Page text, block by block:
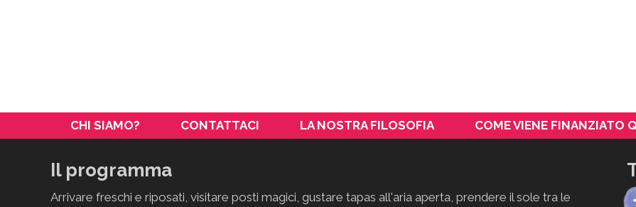
CHI SIAMO? CONTATTACI LA NOSTRA FILOSOFIA COME VIENE FINANZIATO
Il programma
Arrivare freschi e riposati, visitare posti magici, gustare tapas all'aria aperta, prendere il sole tra le